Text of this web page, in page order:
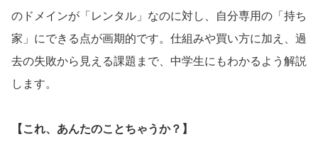
のドメインが「レンタル」なのに対し、自分専用の「持ち
家」にできる点が画期的です。仕組みや買い方に加え、過
去の失敗から見える課題まで、中学生にもわかるよう解説
します。
【これ、あんたのことちゃうか？】